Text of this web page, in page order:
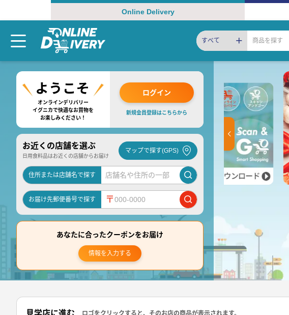
Online Delivery
すべて
オンラインデリバリー
イグニカで快適なお買物を
お楽しみください！
ログイン
新規会員登録はこちらから
お近くの店舗を選ぶ
日用食料品はお近くの店舗からお届け
マップで探す(GPS)
住所または店舗名で探す
お届け先郵便番号で探す 〒
あなたに合ったクーポンをお届け
情報を入力する